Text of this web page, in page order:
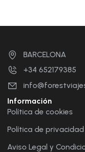
BARCELONA
+34 652179385
Información
Política de cookies
Política de privacidad
Aviso Legal y